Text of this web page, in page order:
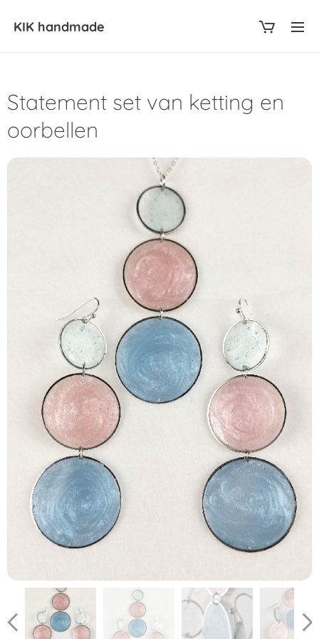
KIK handmade
Statement set van ketting en
oorbellen